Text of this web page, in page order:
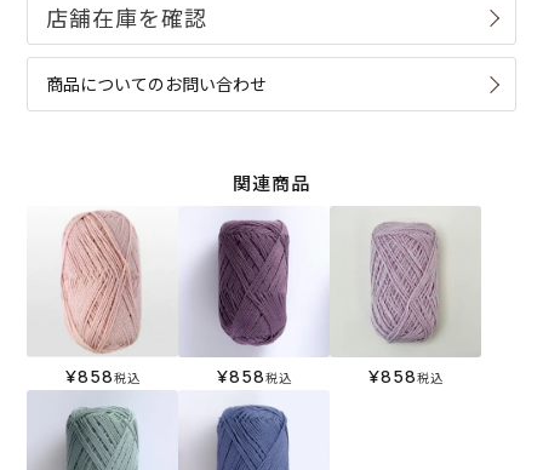
商品についてのお問い合わせ
関連商品
¥858税込 ¥858税込 ¥858税込